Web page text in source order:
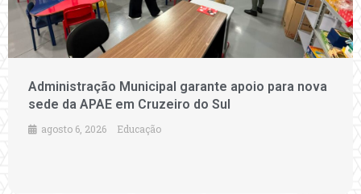
Administração Municipal garante apoio para nova
sede da APAE em Cruzeiro do Sul
agosto 6, 2026 Educação